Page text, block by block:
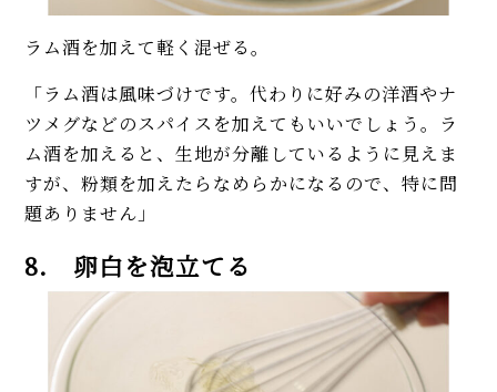
ラム酒を加えて軽く混ぜる。
「ラム酒は風味づけです。代わりに好みの洋酒やナ
ツメグなどのスパイスを加えてもいいでしょう。ラ
ム酒を加えると、生地が分離しているように見えま
すが、粉類を加えたらなめらかになるので、特に問
題ありません」
8. 卵白を泡立てる